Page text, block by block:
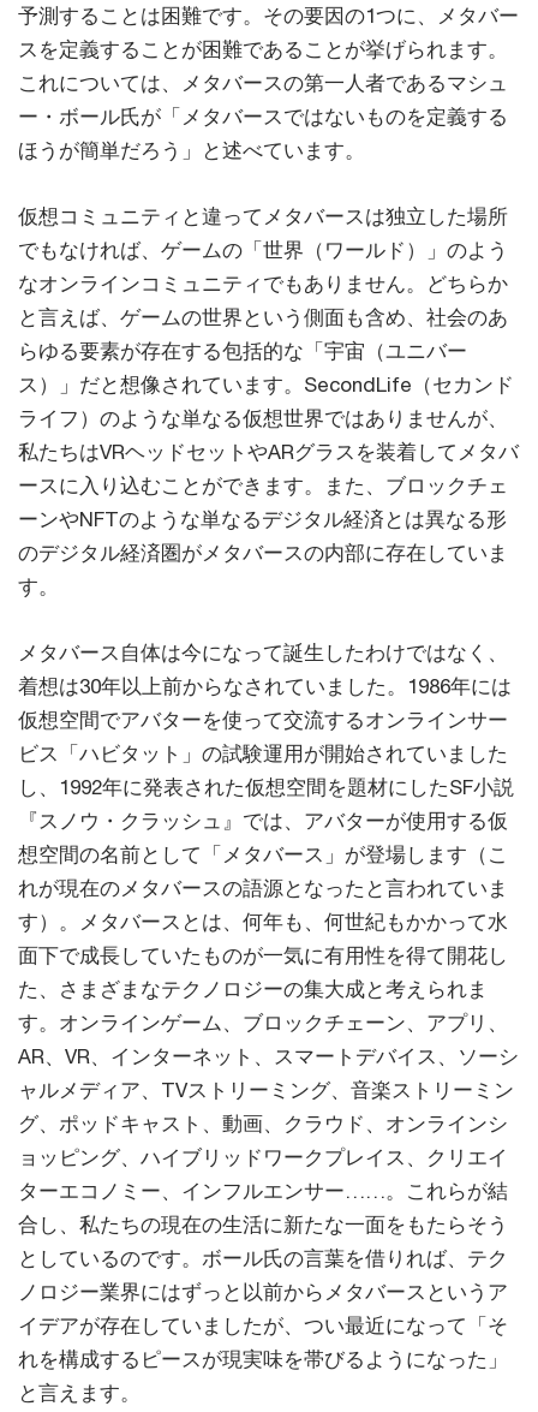
予測することは困難です。その要因の1つに、メタバー
スを定義することが困難であることが挙げられます。
これについては、メタバースの第一人者であるマシュ
ー・ボール氏が「メタバースではないものを定義する
ほうが簡単だろう」と述べています。
仮想コミュニティと違ってメタバースは独立した場所
でもなければ、ゲームの「世界（ワールド）」のよう
なオンラインコミュニティでもありません。どちらか
と言えば、ゲームの世界という側面も含め、社会のあ
らゆる要素が存在する包括的な「宇宙（ユニバー
ス）」だと想像されています。SecondLife（セカンド
ライフ）のような単なる仮想世界ではありませんが、
私たちはVRヘッドセットやARグラスを装着してメタバ
ースに入り込むことができます。また、ブロックチェ
ーンやNFTのような単なるデジタル経済とは異なる形
のデジタル経済圏がメタバースの内部に存在していま
す。
メタバース自体は今になって誕生したわけではなく、
着想は30年以上前からなされていました。1986年には
仮想空間でアバターを使って交流するオンラインサー
ビス「ハビタット」の試験運用が開始されていました
し、1992年に発表された仮想空間を題材にしたSF小説
『スノウ・クラッシュ』では、アバターが使用する仮
想空間の名前として「メタバース」が登場します（こ
れが現在のメタバースの語源となったと言われていま
す）。メタバースとは、何年も、何世紀もかかって水
面下で成長していたものが一気に有用性を得て開花し
た、さまざまなテクノロジーの集大成と考えられま
す。オンラインゲーム、ブロックチェーン、アプリ、
AR、VR、インターネット、スマートデバイス、ソーシ
ャルメディア、TVストリーミング、音楽ストリーミン
グ、ポッドキャスト、動画、クラウド、オンラインシ
ョッピング、ハイブリッドワークプレイス、クリエイ
ターエコノミー、インフルエンサー……。これらが結
合し、私たちの現在の生活に新たな一面をもたらそう
としているのです。ボール氏の言葉を借りれば、テク
ノロジー業界にはずっと以前からメタバースというア
イデアが存在していましたが、つい最近になって「そ
れを構成するピースが現実味を帯びるようになった」
と言えます。